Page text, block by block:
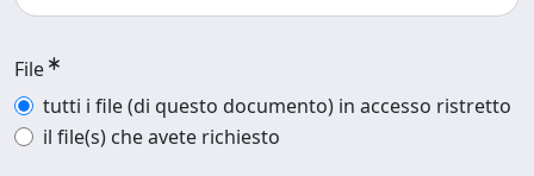
File
tutti i file (di questo documento) in accesso ristretto
il file(s) che avete richiesto